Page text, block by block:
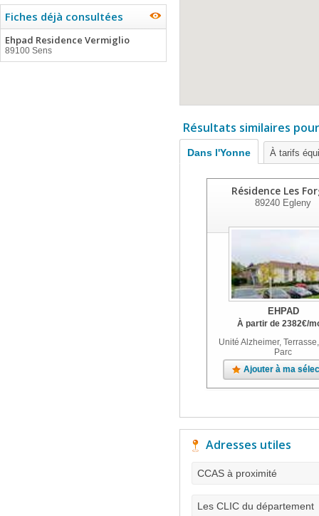
Fiches déjà consultées
Ehpad Residence Vermiglio
89100 Sens
Résultats similaires
Dans l'Yonne À tarifs
Résidence Les
89240 Egleny
EHPAD
À partir de 2382€/
Unité Alzheimer,
Parc
Ajouter à ma
Adresses utiles
CCAS à proximité
Les CLIC du département